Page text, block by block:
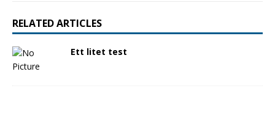
RELATED ARTICLES
Ett litet test